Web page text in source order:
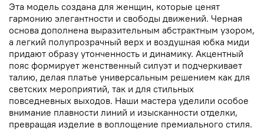
Эта модель создана для женщин, которые ценят
гармонию элегантности и свободы движений. Черная
основа дополнена выразительным абстрактным узором,
а легкий полупрозрачный верх и воздушная юбка миди
придают образу утонченность и динамику. Акцентный
пояс формирует женственный силуэт и подчеркивает
талию, делая платье универсальным решением как для
светских мероприятий, так и для стильных
повседневных выходов. Наши мастера уделили особое
внимание плавности линий и изысканности отделки,
превращая изделие в воплощение премиального стиля.